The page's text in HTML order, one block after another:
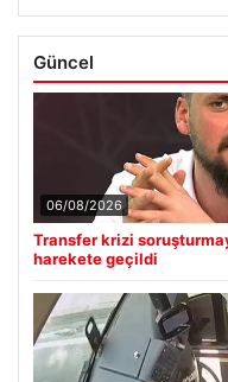
Güncel
06/08/2026
Transfer krizi
harekete geçildi